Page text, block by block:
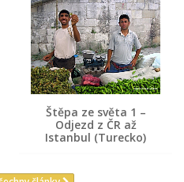
Štěpa ze světa 1 –
Odjezd z ČR až
Istanbul (Turecko)